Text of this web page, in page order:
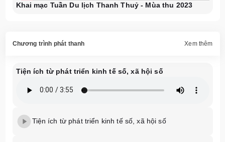
Khai mạc Tuần Du lịch Thanh Thuỷ - Mùa thu 2023
Chương trình phát thanh Xem thêm
Tiện ích từ phát triển kinh tế số, xã hội số
Tiện ích từ phát triển kinh tế số, xã hội số